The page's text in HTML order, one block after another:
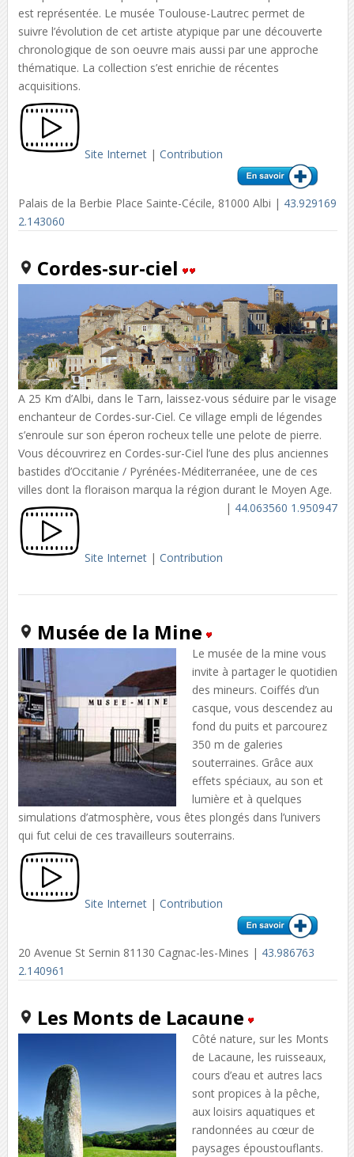
est représentée. Le musée Toulouse-Lautrec permet de
suivre l’évolution de cet artiste atypique par une découverte
chronologique de son oeuvre mais aussi par une approche
thématique. La collection s’est enrichie de récentes
acquisitions.
Site Internet| Contribution
Palais de la Berbie Place Sainte-Cécile, 81000 Albi | 43.929169
2.143060
Cordes-sur-ciel
A 25 Km d’Albi, dans le Tarn, laissez-vous séduire par le visage
enchanteur de Cordes-sur-Ciel. Ce village empli de légendes
s’enroule sur son éperon rocheux telle une pelote de pierre.
Vous découvrirez en Cordes-sur-Ciel l’une des plus anciennes
bastides d’Occitanie / Pyrénées-Méditerranéee, une de ces
villes dont la floraison marqua la région durant le Moyen Age.
Site Internet| Contribution
| 44.063560 1.950947
Musée de la Mine
Le musée de la mine vous
invite à partager le quotidien
des mineurs. Coiffés d’un
casque, vous descendez au
fond du puits et parcourez
350 m de galeries
souterraines. Grâce aux
effets spéciaux, au son et
lumière et à quelques
simulations d’atmosphère, vous êtes plongés dans l’univers
qui fut celui de ces travailleurs souterrains.
Site Internet| Contribution
20 Avenue St Sernin 81130 Cagnac-les-Mines | 43.986763
2.140961
Les Monts de Lacaune
Côté nature, sur les Monts
de Lacaune, les ruisseaux,
cours d’eau et autres lacs
sont propices à la pêche,
aux loisirs aquatiques et
randonnées au cœur de
paysages époustouflants.